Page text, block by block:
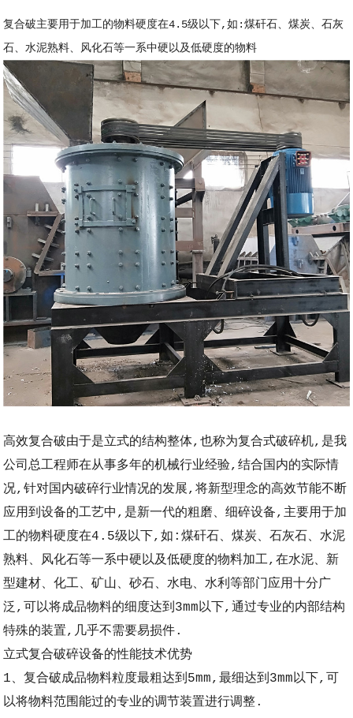
复合破主要用于加工的物料硬度在4.5级以下,如:煤矸石、煤炭、石灰
石、水泥熟料、风化石等一系中硬以及低硬度的物料
高效复合破由于是立式的结构整体,也称为复合式破碎机,是我
公司总工程师在从事多年的机械行业经验,结合国内的实际情
况,针对国内破碎行业情况的发展,将新型理念的高效节能不断
应用到设备的工艺中,是新一代的粗磨、细碎设备,主要用于加
工的物料硬度在4.5级以下,如:煤矸石、煤炭、石灰石、水泥
熟料、风化石等一系中硬以及低硬度的物料加工,在水泥、新
型建材、化工、矿山、砂石、水电、水利等部门应用十分广
泛,可以将成品物料的细度达到3mm以下,通过专业的内部结构
特殊的装置,几乎不需要易损件.
立式复合破碎设备的性能技术优势
1、复合破成品物料粒度最粗达到5mm,最细达到3mm以下,可
以将物料范围能过的专业的调节装置进行调整.